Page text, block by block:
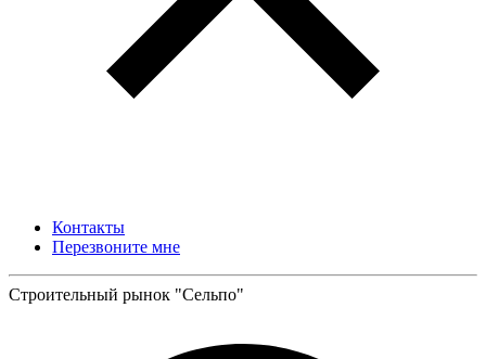
Контакты
Перезвоните мне
Строительный рынок "Сельпо"